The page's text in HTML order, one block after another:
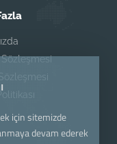
için sitemizde
devam ederek